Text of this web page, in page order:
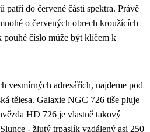
patří do červené části spektra. Právě
o červených obrech kroužících
pouhé číslo může být klíčem k
vesmírných adresářích, najdeme pod
tělesa. Galaxie NGC 726 tiše pluje
HD 726 je vlastně takový
- žlutý trpaslík vzdálený asi 250